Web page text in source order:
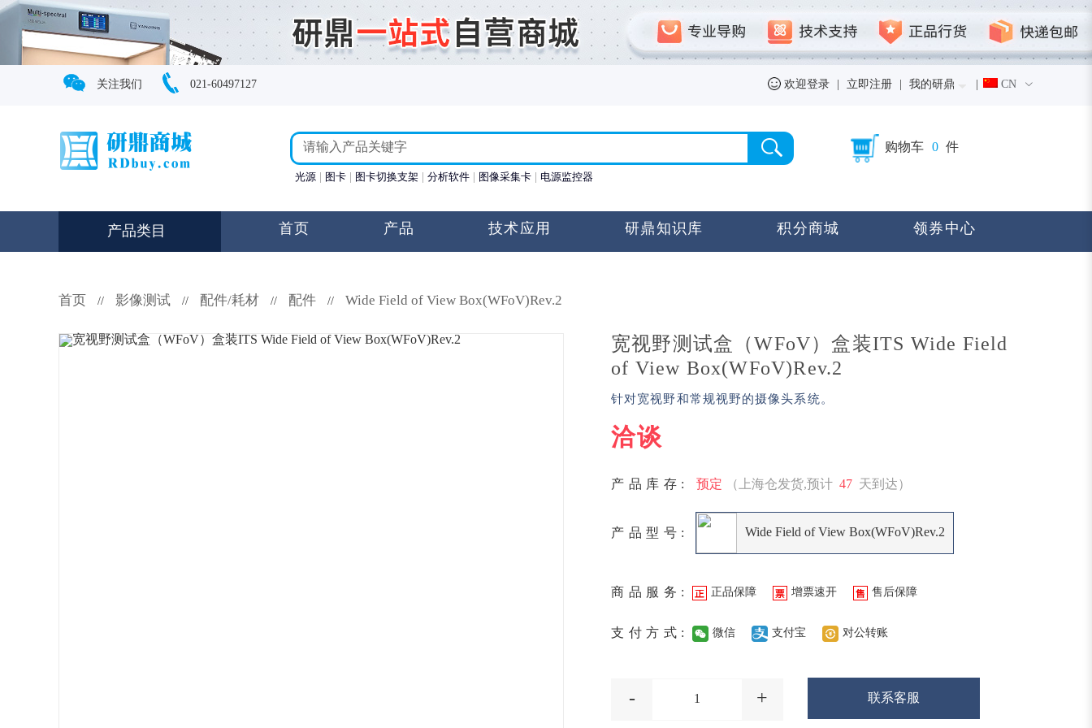
关注我们 021-60497127 欢迎登录 立即注册 我的研鼎 CN
光源 图卡 图卡切换支架 分析软件 图像采集卡 电源监控器
购物车 0 件
产品类目 首页 产品 技术应用 研鼎知识库 积分商城 领券中心
首页 // 影像测试 // 配件/耗材 // 配件 // Wide Field of View Box(WFoV)Rev.2
宽视野测试盒（WFoV）盒装ITS Wide Field
of View Box(WFoV)Rev.2
针对宽视野和常规视野的摄像头系统。
洽谈
产品库存: 预定 （上海仓发货,预计 47 天到达）
产品型号: Wide Field of View Box(WFoV)Rev.2
商品服务: 正品保障 增票速开 售后保障
支付方式: 微信 支付宝 对公转账
- 1 + 联系客服